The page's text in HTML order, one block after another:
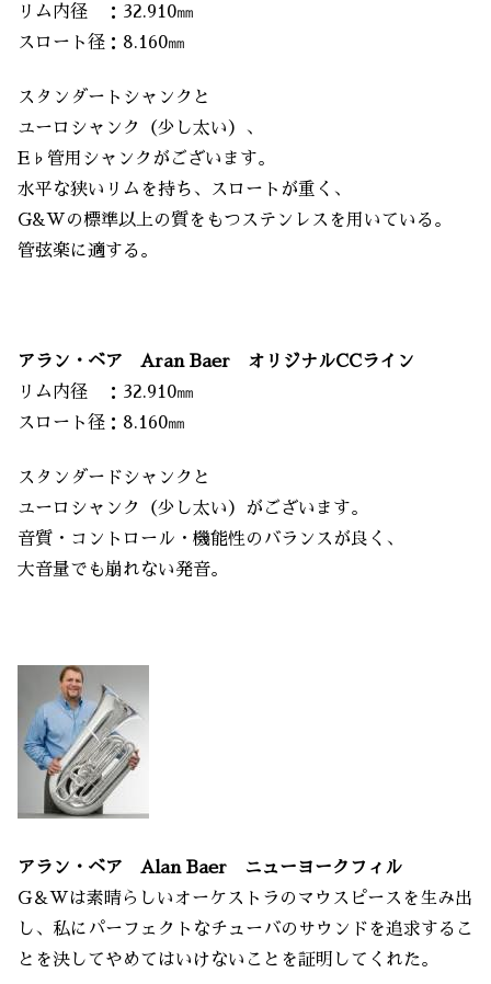
リム内径 ：32.910㎜
スロート径：8.160㎜
スタンダートシャンクと
ユーロシャンク（少し太い）、
E♭管用シャンクがございます。
水平な狭いリムを持ち、スロートが重く、
G&Wの標準以上の質をもつステンレスを用いている。
管弦楽に適する。
アラン・ベア Aran Baer オリジナルCCライン
リム内径 ：32.910㎜
スロート径：8.160㎜
スタンダードシャンクと
ユーロシャンク（少し太い）がございます。
音質・コントロール・機能性のバランスが良く、
大音量でも崩れない発音。
アラン・ベア Alan Baer ニューヨークフィル
G＆Wは素晴らしいオーケストラのマウスピースを生み出
し、私にパーフェクトなチューバのサウンドを追求するこ
とを決してやめてはいけないことを証明してくれた。